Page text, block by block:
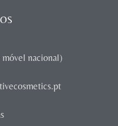
móvel nacional)